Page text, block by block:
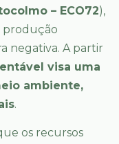
– ECO72),
produção
negativa. A partir
visa uma
ambiente,
.
os recursos